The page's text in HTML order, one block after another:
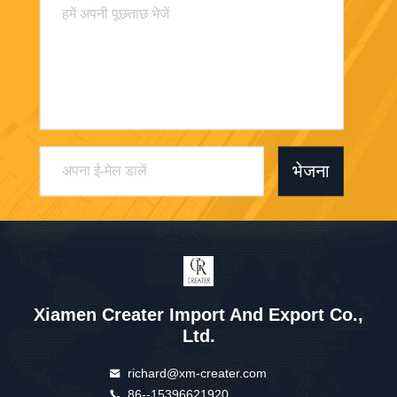
भेजना
Xiamen Creater Import And Export Co.,
Ltd.
richard@xm-creater.com
86--15396621920